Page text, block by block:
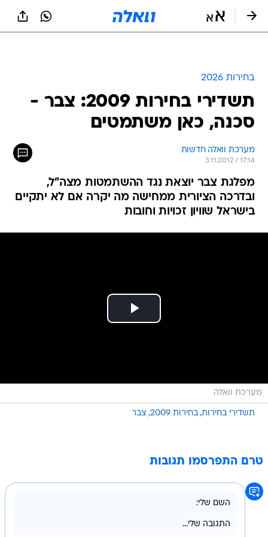
בחירות 2026
תשדירי בחירות 2009: צבר -
סכנה, כאן משתמטים
מערכת וואלה חדשות
3.11.2012 / 17:14
מפלגת צבר יוצאת נגד ההשתמטות מצה"ל,
ובדרכה הציורית ממחישה מה יקרה אם לא יתקיים
בישראל שוויון זכויות וחובות
מערכת וואלה
תשדירי בחירות בחירות 2009 צבר
טרם התפרסמו תגובות